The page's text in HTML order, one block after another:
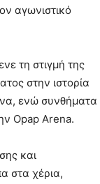
αγωνιστικό
τη στιγμή της
στην ιστορία
ενώ συνθήματα
Opap Arena.
και
στα χέρια,